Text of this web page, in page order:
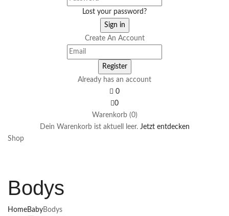
Lost your password?
Create An Account
Already has an account
0
0
Warenkorb (0)
Dein Warenkorb ist aktuell leer. Jetzt entdecken
Shop
Bodys
HomeBabyBodys